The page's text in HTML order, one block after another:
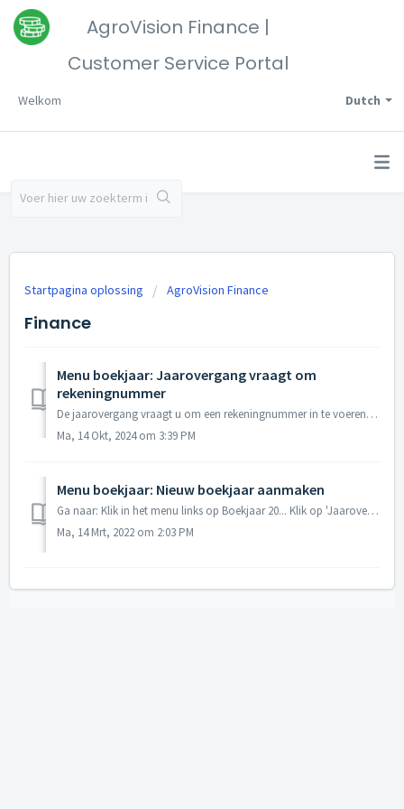
AgroVision Finance |
Customer Service Portal
Dutch
Welkom
Startpagina oplossing AgroVision Finance
Finance
Menu boekjaar: Jaarovergang vraagt om
rekeningnummer
De jaarovergang vraagt u om een rekeningnummer in te voeren als tegenrekening voor de balans. Kies hier een rekeningnummer met als omschrijving Eigen vermog...
Ma, 14 Okt, 2024 om 3:39 PM
Menu boekjaar: Nieuw boekjaar aanmaken
Ga naar: Klik in het menu links op Boekjaar 20... Klik op 'Jaarovergang' Volg de wizard en het nieuwe boekjaar is aangemaakt
Ma, 14 Mrt, 2022 om 2:03 PM